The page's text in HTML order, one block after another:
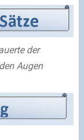
der
Augen